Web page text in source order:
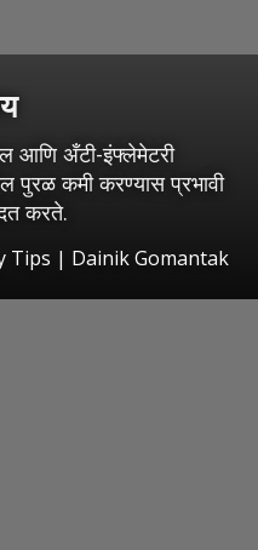
आणि अँटी-इंफ्लेमेटरी
पुरळ कमी करण्यास प्रभावी
करते.
Tips | Dainik Gomantak